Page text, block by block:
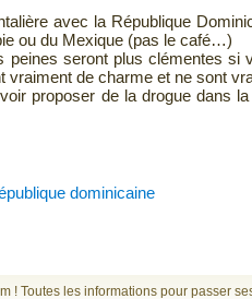
avec la République
ou du Mexique (pas le café…)
peines seront plus clémentes si
vraiment de charme et ne sont
proposer de la drogue dans
dominicaine
! Toutes les informations pour passer